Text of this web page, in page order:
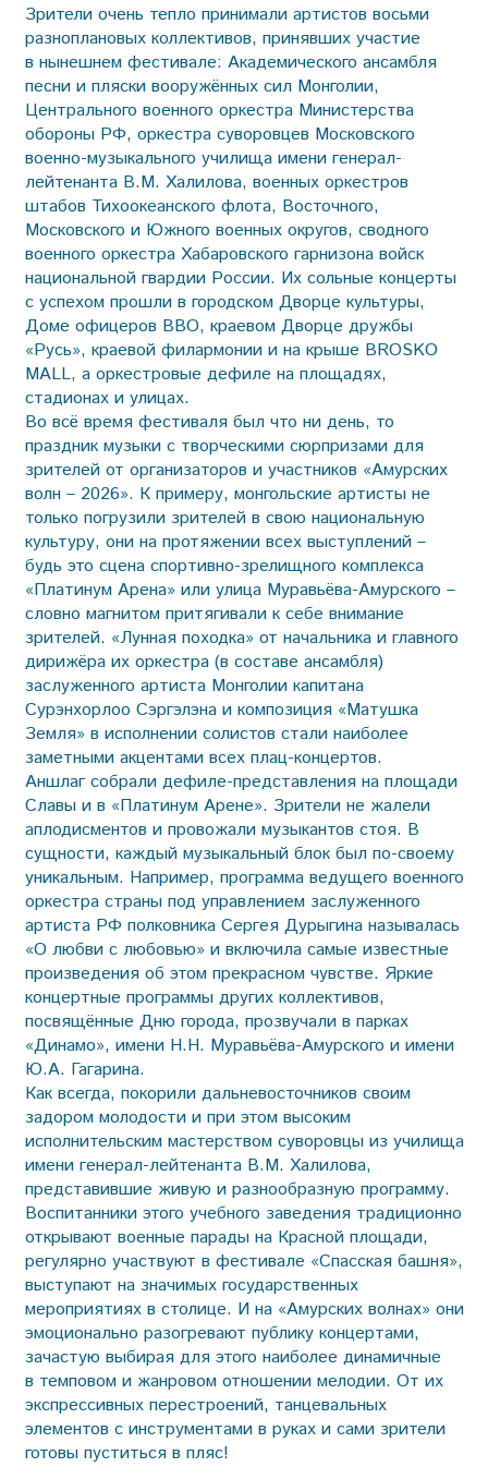
Зрители очень тепло принимали артистов восьми
разноплановых коллективов, принявших участие
в нынешнем фестивале: Академического ансамбля
песни и пляски вооружённых сил Монголии,
Центрального военного оркестра Министерства
обороны РФ, оркестра суворовцев Московского
военно-музыкального училища имени генерал-
лейтенанта В.М. Халилова, военных оркестров
штабов Тихоокеанского флота, Восточного,
Московского и Южного военных округов, сводного
военного оркестра Хабаровского гарнизона войск
национальной гвардии России. Их сольные концерты
с успехом прошли в городском Дворце культуры,
Доме офицеров ВВО, краевом Дворце дружбы
«Русь», краевой филармонии и на крыше BROSKO
MALL, а оркестровые дефиле на площадях,
стадионах и улицах.
Во всё время фестиваля был что ни день, то
праздник музыки с творческими сюрпризами для
зрителей от организаторов и участников «Амурских
волн – 2026». К примеру, монгольские артисты не
только погрузили зрителей в свою национальную
культуру, они на протяжении всех выступлений –
будь это сцена спортивно-зрелищного комплекса
«Платинум Арена» или улица Муравьёва-Амурского –
словно магнитом притягивали к себе внимание
зрителей. «Лунная походка» от начальника и главного
дирижёра их оркестра (в составе ансамбля)
заслуженного артиста Монголии капитана
Сурэнхорлоо Сэргэлэна и композиция «Матушка
Земля» в исполнении солистов стали наиболее
заметными акцентами всех плац-концертов.
Аншлаг собрали дефиле-представления на площади
Славы и в «Платинум Арене». Зрители не жалели
аплодисментов и провожали музыкантов стоя. В
сущности, каждый музыкальный блок был по-своему
уникальным. Например, программа ведущего военного
оркестра страны под управлением заслуженного
артиста РФ полковника Сергея Дурыгина называлась
«О любви с любовью» и включила самые известные
произведения об этом прекрасном чувстве. Яркие
концертные программы других коллективов,
посвящённые Дню города, прозвучали в парках
«Динамо», имени Н.Н. Муравьёва-Амурского и имени
Ю.А. Гагарина.
Как всегда, покорили дальневосточников своим
задором молодости и при этом высоким
исполнительским мастерством суворовцы из училища
имени генерал-лейтенанта В.М. Халилова,
представившие живую и разнообразную программу.
Воспитанники этого учебного заведения традиционно
открывают военные парады на Красной площади,
регулярно участвуют в фестивале «Спасская башня»,
выступают на значимых государственных
мероприятиях в столице. И на «Амурских волнах» они
эмоционально разогревают публику концертами,
зачастую выбирая для этого наиболее динамичные
в темповом и жанровом отношении мелодии. От их
экспрессивных перестроений, танцевальных
элементов с инструментами в руках и сами зрители
готовы пуститься в пляс!